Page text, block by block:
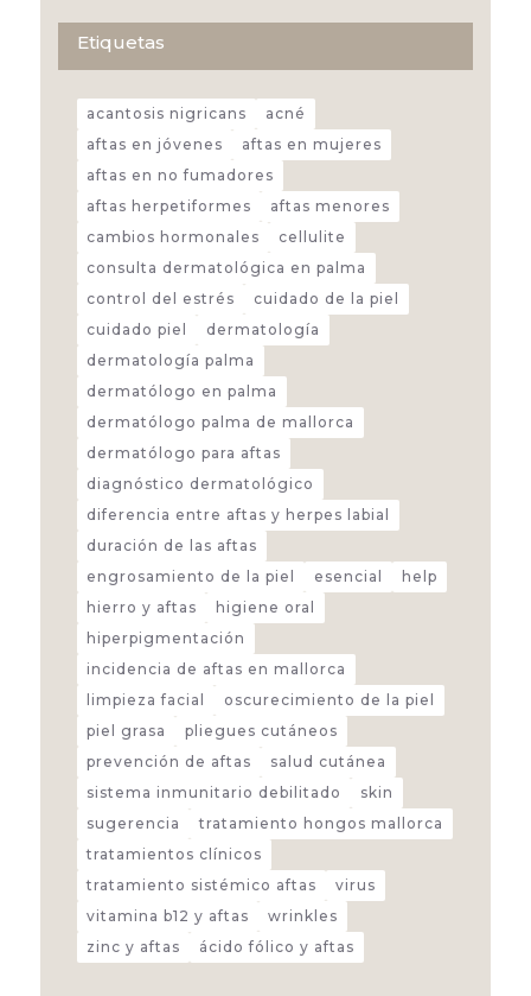
Etiquetas
acantosis nigricans
acné
aftas en jóvenes
aftas en mujeres
aftas en no fumadores
aftas herpetiformes
aftas menores
cambios hormonales
cellulite
consulta dermatológica en palma
control del estrés
cuidado de la piel
cuidado piel
dermatología
dermatología palma
dermatólogo en palma
dermatólogo palma de mallorca
dermatólogo para aftas
diagnóstico dermatológico
diferencia entre aftas y herpes labial
duración de las aftas
engrosamiento de la piel
esencial
help
hierro y aftas
higiene oral
hiperpigmentación
incidencia de aftas en mallorca
limpieza facial
oscurecimiento de la piel
piel grasa
pliegues cutáneos
prevención de aftas
salud cutánea
sistema inmunitario debilitado
skin
sugerencia
tratamiento hongos mallorca
tratamientos clínicos
tratamiento sistémico aftas
virus
vitamina b12 y aftas
wrinkles
zinc y aftas
ácido fólico y aftas